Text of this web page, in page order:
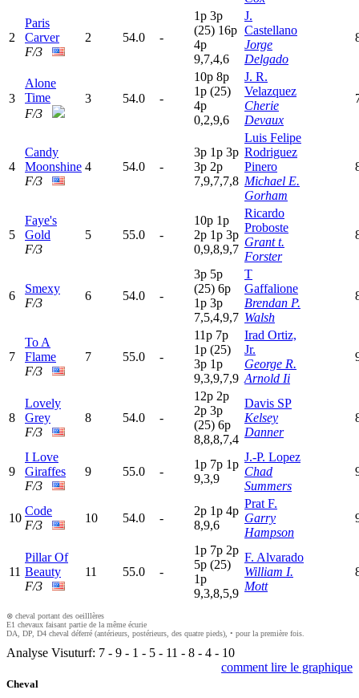
2
Paris
Carver
F/3
2 54.0 -
1p 3p
(25) 16p
4p
9,7,4,6
J.
Castellano
Jorge
Delgado
3
Alone
Time
F/3
3 54.0 -
10p 8p
1p (25)
4p
0,2,9,6
J. R.
Velazquez
Cherie
Devaux
4
Candy
Moonshine
F/3
4 54.0 -
3p 1p 3p
3p 2p
7,9,7,7,8
Luis Felipe
Rodriguez
Pinero
Michael E.
Gorham
5
Faye's
Gold
F/3
5 55.0 -
10p 1p
2p 1p 3p
0,9,8,9,7
Ricardo
Proboste
Grant t.
Forster
6
Smexy
F/3
6 54.0 -
3p 5p
(25) 6p
1p 3p
7,5,4,9,7
T
Gaffalione
Brendan P.
Walsh
7
To A
Flame
F/3
7 55.0 -
11p 7p
1p (25)
3p 1p
9,3,9,7,9
Irad Ortiz,
Jr.
George R.
Arnold Ii
8
Lovely
Grey
F/3
8 54.0 -
12p 2p
2p 3p
(25) 6p
8,8,8,7,4
Davis SP
Kelsey
Danner
9
I Love
Giraffes
F/3
9 55.0 -
1p 7p 1p
9,3,9
J.-P. Lopez
Chad
Summers
10
Code
F/3
10 54.0 -
2p 1p 4p
8,9,6
Prat F.
Garry
Hampson
11
Pillar Of
Beauty
F/3
11 55.0 -
1p 7p 2p
5p (25)
1p
9,3,8,5,9
F. Alvarado
William I.
Mott
⊗ cheval portant des oeilllères
E1 chevaux faisant partie de la même écurie
DA, DP, D4 cheval déferré (antérieurs, postérieurs, des quatre pieds), • pour la première fois.
Analyse Visuturf: 7 - 9 - 1 - 5 - 11 - 8 - 4 - 10
comment lire le graphique
Cheval